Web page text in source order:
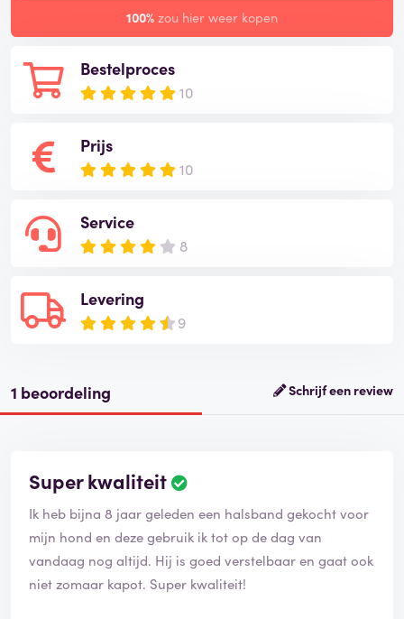
Bestelproces
10
Prijs
10
Service
8
Levering
9
100% zou hier weer kopen
1 beoordeling Schrijf een review
Super kwaliteit
B
o
o
r
d
e
Ik heb bijna 8 jaar geleden een halsband gekocht voor
mijn hond en deze gebruik ik tot op de dag van
vandaag nog altijd. Hij is goed verstelbaar en gaat ook
niet zomaar kapot. Super kwaliteit!